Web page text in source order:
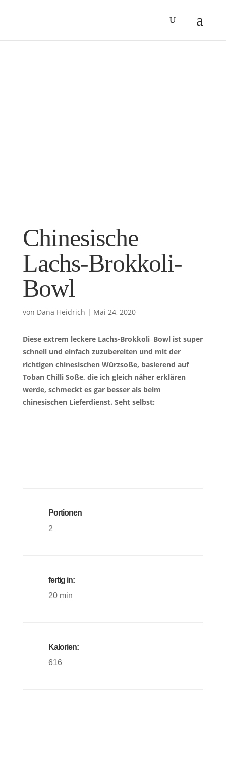
Chinesische
Lachs-Brokkoli-
Bowl
von Dana Heidrich | Mai 24, 2020
Diese extrem leckere Lachs-Brokkoli–Bowl ist super
schnell und einfach zuzubereiten und mit der
richtigen chinesischen Würzsoße, basierend auf
Toban Chilli Soße, die ich gleich näher erklären
werde, schmeckt es gar besser als beim
chinesischen Lieferdienst. Seht selbst:
Portionen
2
fertig in:
20 min
Kalorien:
616